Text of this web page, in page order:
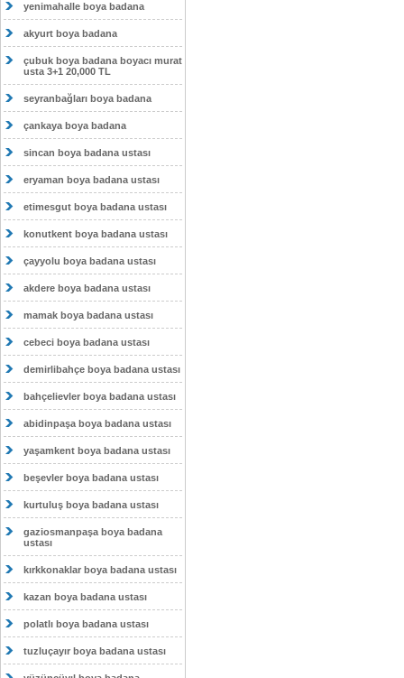
yenimahalle boya badana
akyurt boya badana
çubuk boya badana boyacı murat
usta 3+1 20,000 TL
seyranbağları boya badana
çankaya boya badana
sincan boya badana ustası
eryaman boya badana ustası
etimesgut boya badana ustası
konutkent boya badana ustası
çayyolu boya badana ustası
akdere boya badana ustası
mamak boya badana ustası
cebeci boya badana ustası
demirlibahçe boya badana ustası
bahçelievler boya badana ustası
abidinpaşa boya badana ustası
yaşamkent boya badana ustası
beşevler boya badana ustası
kurtuluş boya badana ustası
gaziosmanpaşa boya badana
ustası
kırkkonaklar boya badana ustası
kazan boya badana ustası
polatlı boya badana ustası
tuzluçayır boya badana ustası